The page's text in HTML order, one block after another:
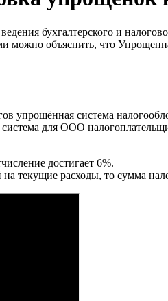
бухгалтерского и
можно объяснить, что
упрощённая система
для ООО
достигает 6%.
текущие расходы, то сумма